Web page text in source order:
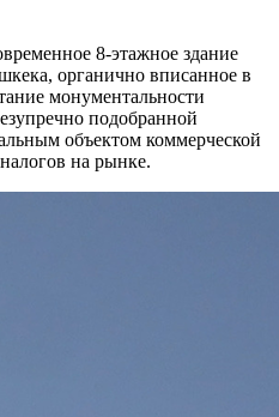
8-этажное здание
органично вписанное в
монументальности
подобранной
объектом коммерческой
на рынке.